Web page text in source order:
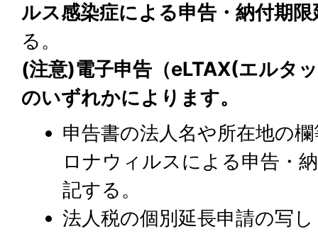
ルス感染症による申告・納付期限
る。
(注意)電子申告（eLTAX(エルタ
のいずれかによります。
申告書の法人名や所在地の
ロナウィルスによる申告・
記する。
法人税の個別延長申請の写